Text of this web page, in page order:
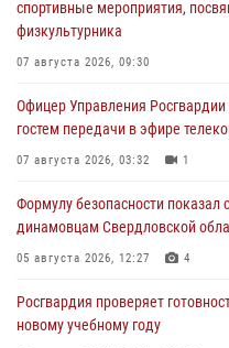
спортивные мероприятия,
физкультурника
07 августа 2026, 09:30
Офицер Управления
гостем передачи в эфире
07 августа 2026, 03:32 1
Формулу безопасности
динамовцам Свердловской
05 августа 2026, 12:27 4
Росгвардия проверяет
новому учебному году